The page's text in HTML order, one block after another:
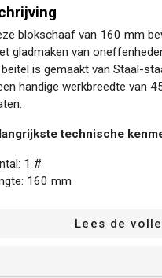
blokschaaf van 160 mm
gladmaken van
is gemaakt van Staal-
handige werkbreedte van
technische
1 #
160 mm
Lees de